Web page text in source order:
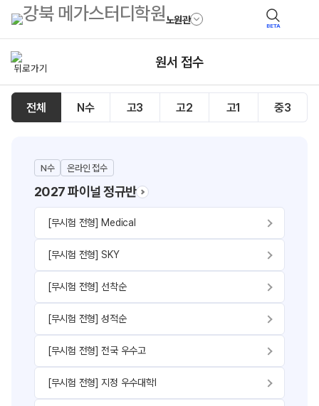
노원관 BETA
원서 접수
전체 N수 고3 고2 고1 중3
N수 온라인 접수
2027 파이널 정규반
[무시험 전형] Medical
[무시험 전형] SKY
[무시험 전형] 선착순
[무시험 전형] 성적순
[무시험 전형] 전국 우수고
[무시험 전형] 지정 우수대학Ⅰ